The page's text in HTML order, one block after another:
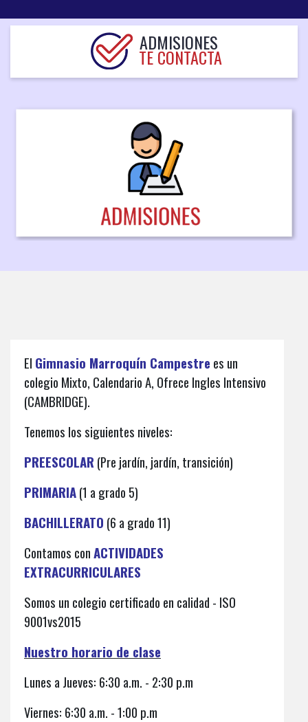
ADMISIONES
TE CONTACTA
El Gimnasio Marroquín Campestre es un
colegio Mixto, Calendario A, Ofrece Ingles Intensivo
(CAMBRIDGE).
Tenemos los siguientes niveles:
PREESCOLAR (Pre jardín, jardín, transición)
PRIMARIA(1 a grado 5)
BACHILLERATO (6 a grado 11)
Contamos conACTIVIDADES
EXTRACURRICULARES
Somos un colegio certificado en calidad - ISO
9001vs2015
Nuestro horario de clase
Lunes a Jueves: 6:30 a.m. - 2:30 p.m
Viernes: 6:30 a.m. - 1:00 p.m